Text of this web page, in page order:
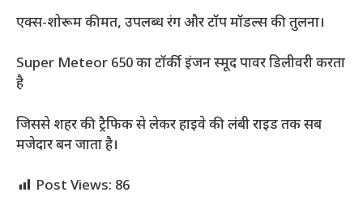
एक्स-शोरूम कीमत, उपलब्ध रंग और टॉप मॉडल्स की तुलना।
Super Meteor 650 का टॉर्की इंजन स्मूद पावर डिलीवरी करता
है
जिससे शहर की ट्रैफिक से लेकर हाइवे की लंबी राइड तक सब
मजेदार बन जाता है।
Post Views: 86